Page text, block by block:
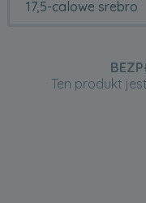
Ten produkt